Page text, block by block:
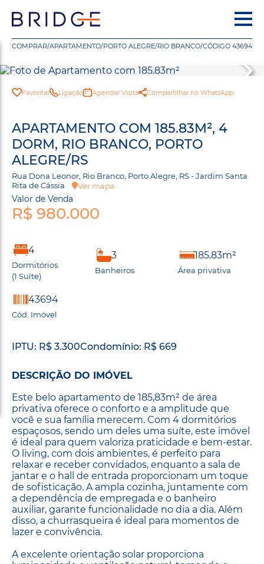
COMPRAR/APARTAMENTO/PORTO ALEGRE/RIO BRANCO/CÓDIGO 43694
Favoritar Ligação Agendar Visita Compartilhar no WhatsApp
APARTAMENTO COM 185.83M², 4
DORM, RIO BRANCO, PORTO
ALEGRE/RS
Rua Dona Leonor, Rio Branco, Porto Alegre, RS - Jardim Santa
Rita de Cássia
Ver mapa
Valor de Venda
R$ 980.000
4
Dormitórios
(1 Suíte)
3
Banheiros
185.83m²
Área privativa
43694
Cód. Imóvel
IPTU: R$ 3.300Condomínio: R$ 669
DESCRIÇÃO DO IMÓVEL
Este belo apartamento de 185,83m² de área
privativa oferece o conforto e a amplitude que
você e sua família merecem. Com 4 dormitórios
espaçosos, sendo um deles uma suíte, este imóvel
é ideal para quem valoriza praticidade e bem-estar.
O living, com dois ambientes, é perfeito para
relaxar e receber convidados, enquanto a sala de
jantar e o hall de entrada proporcionam um toque
de sofisticação. A ampla cozinha, juntamente com
a dependência de empregada e o banheiro
auxiliar, garante funcionalidade no dia a dia. Além
disso, a churrasqueira é ideal para momentos de
lazer e convivência.
A excelente orientação solar proporciona